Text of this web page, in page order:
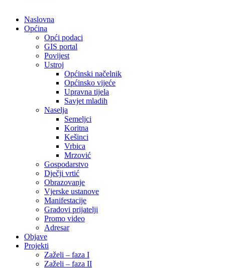
Naslovna
Općina
Opći podaci
GIS portal
Povijest
Ustroj
Općinski načelnik
Općinsko vijeće
Upravna tijela
Savjet mladih
Naselja
Semeljci
Koritna
Kešinci
Vrbica
Mrzović
Gospodarstvo
Dječji vrtić
Obrazovanje
Vjerske ustanove
Manifestacije
Gradovi prijatelji
Promo video
Adresar
Objave
Projekti
Zaželi – faza I
Zaželi – faza II